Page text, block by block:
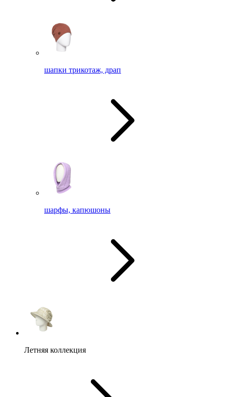
шапки трикотаж, драп
шарфы, капюшоны
Летняя коллекция